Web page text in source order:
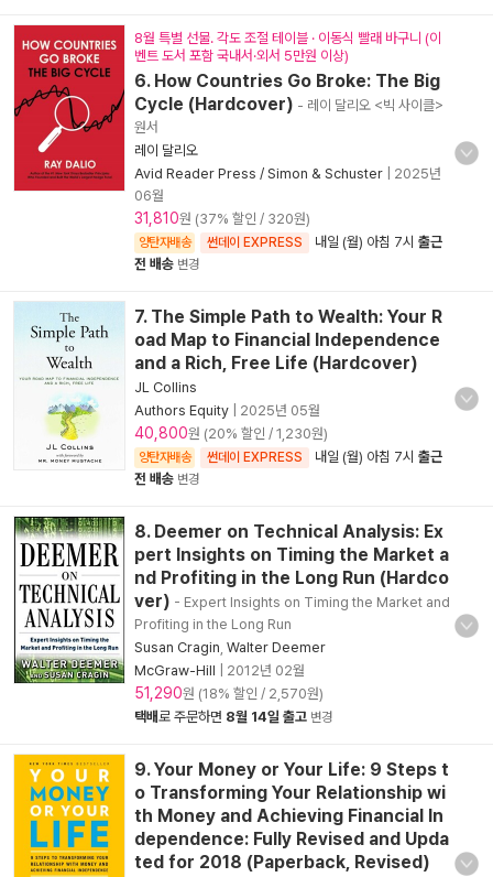
8월 특별 선물. 각도 조절 테이블 · 이동식 빨래 바구니 (이
벤트 도서 포함 국내서·외서 5만원 이상)
6. How Countries Go Broke: The Big
Cycle (Hardcover) - 레이 달리오 <빅 사이클>
원서
레이 달리오
Avid Reader Press / Simon & Schuster
2025년
06월
31,810원 (37% 할인 / 320원)
양탄자배송 썬데이 EXPRESS 내일 (월) 아침 7시 출근
전 배송 변경
7. The Simple Path to Wealth: Your R
oad Map to Financial Independence
and a Rich, Free Life (Hardcover)
JL Collins
Authors Equity
2025년 05월
40,800원 (20% 할인 / 1,230원)
양탄자배송 썬데이 EXPRESS 내일 (월) 아침 7시 출근
전 배송 변경
8. Deemer on Technical Analysis: Ex
pert Insights on Timing the Market a
nd Profiting in the Long Run (Hardco
ver) - Expert Insights on Timing the Market and
Profiting in the Long Run
Susan Cragin Walter Deemer
McGraw-Hill
2012년 02월
51,290원 (18% 할인 / 2,570원)
택배로 주문하면 8월 14일 출고 변경
9. Your Money or Your Life: 9 Steps t
o Transforming Your Relationship wi
th Money and Achieving Financial In
dependence: Fully Revised and Upda
ted for 2018 (Paperback, Revised)